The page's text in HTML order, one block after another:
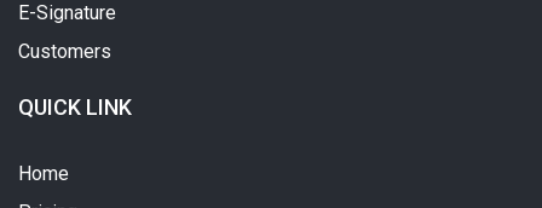
E-Signature
Customers
QUICK LINK
Home